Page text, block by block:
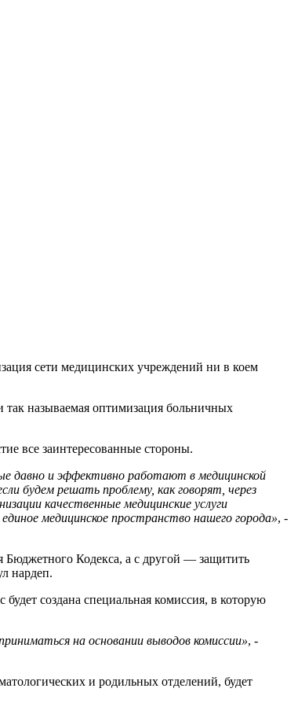
сети медицинских учреждений ни в коем
так называемая оптимизация больничных
все заинтересованные стороны.
давно и эффективно работают в медицинской
будем решать проблему, как говорят, через
качественные медицинские услуги
медицинское пространство нашего города», -
Бюджетного Кодекса, а с другой — защитить
нардеп.
создана специальная комиссия, в которую
на основании выводов комиссии», -
и родильных отделений, будет